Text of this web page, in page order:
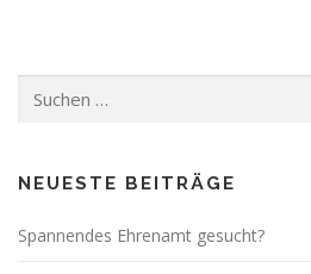
nach:
NEUESTE BEITRÄGE
Spannendes Ehrenamt gesucht?